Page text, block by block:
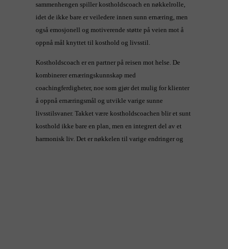
sammenhengen spiller kostholdscoach en nøkkelrolle,
idet de ikke bare er veiledere innen sunn ernæring, men
også emosjonell og motiverende støtte på veien mot å
oppnå mål knyttet til kosthold og livsstil.
Kostholdscoach er en partner på reisen mot helse. De
kombinerer ernæringskunnskap med
coachingferdigheter, noe som gjør det mulig for klienter
å oppnå ernæringsmål og utvikle varige sunne
livsstilsvaner. Takket være kostholdscoachen blir et sunt
kosthold ikke bare en plan, men en integrert del av et
harmonisk liv. Det er nøkkelen til varige endringer og